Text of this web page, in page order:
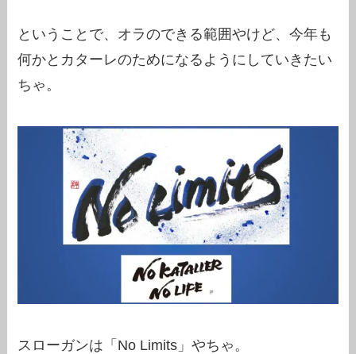
ということで、オラのできる範囲やけど、今年も
何かとカターレのためになるようにしていきたい
ちゃ。
スローガンは「No Limits」やちゃ。